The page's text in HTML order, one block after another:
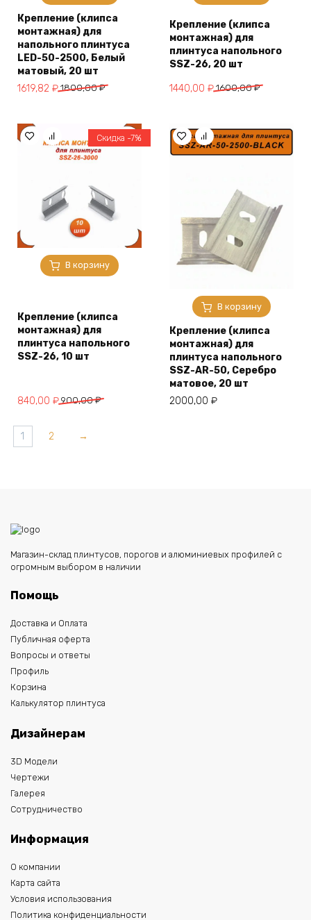
Крепление (клипса
монтажная) для
напольного плинтуса
LED-50-2500, Белый
матовый, 20 шт
1800,00₽
Первоначальная
1800,00 ₽.
1619,82 ₽
Текущая
Крепление (клипса
монтажная) для
плинтуса напольного
SSZ-26, 20 шт
1600,00₽
Первоначальная
1600,00 ₽.
1440,00 ₽
Текущая
В корзину
Скидка -7%
Крепление (клипса
монтажная) для
плинтуса напольного
SSZ-26, 10 шт
900,00₽
Первоначальная
составляла
900,00 ₽.
840,00 ₽
Текущая
840,00 ₽.
В корзину
Крепление (клипса
монтажная) для
плинтуса напольного
SSZ-AR-50, Серебро
матовое, 20 шт
2000,00 ₽
1 2 →
Магазин-склад плинтусов, порогов и алюминиевых профилей с
огромным выбором в наличии
Помощь
Доставка и Оплата
Публичная оферта
Вопросы и ответы
Профиль
Корзина
Калькулятор плинтуса
Дизайнерам
3D Модели
Чертежи
Галерея
Сотрудничество
Информация
О компании
Карта сайта
Условия использования
Политика конфиденциальности